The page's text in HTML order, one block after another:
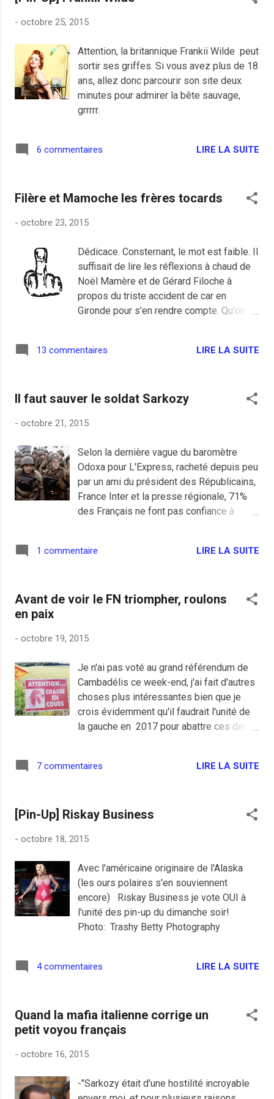
de mon patron, ce n'est pas la même
France avait déjà perdu 5 500 postes
entre 2012 et 2014 mais ça ne suffit pas,
notre DRH a voulu expliquer aux
salariés sa propositions de contrats de
travail différenciés en fonction de leur
tourné en eau de boudin. Après on
famille. ...
- octobre 25, 2015
Attention, la britannique Frankii Wilde peut
sortir ses griffes. Si vous avez plus de 18
ans, allez donc parcourir son site deux
minutes pour admirer la bête sauvage,
grrrrr.
6 commentaires LIRE LA SUITE
Filère et Mamoche les frères tocards
- octobre 23, 2015
Dédicace. Consternant, le mot est faible. Il
suffisait de lire les réflexions à chaud de
Noël Mamère et de Gérard Filoche à
propos du triste accident de car en
Gironde pour s'en rendre compte. Qu'on
voit de la récupération politique à tout
gène de facho refoulé. Mais de la part de
politique, même s'ils sont souvent critique
complètement exemplaire, en faisant du
populisme digne des meilleures crapules
des Républicains, ça vaut un bon coup de
pied au cul vers la sortie et le plus loin
possible. Je suis d'accord avec mes
l'occasion de représenter encore quelque
pas assez avec les outrages de la droite.
13 commentaires LIRE LA SUITE
Il faut sauver le soldat Sarkozy
- octobre 21, 2015
Selon la dernière vague du baromètre
Odoxa pour L'Express, racheté depuis peu
par un ami du président des Républicains,
France Inter et la presse régionale, 71%
des Français ne font pas confiance à
Bygmalion et la rigolade de la Cocoe
Nicolas Sarkozy face à Alain Juppé, ou
pas la gauche tout court à gagner la
souillée n'arrivant pas à avoir un vrai
leader détestable pour faire gagner
Hollande, il faut absolument agir. Soldat
militant des Républicains, qu'est-ce que tu
fous? Tu veux vraiment que Juppé la
justesse contre votre copine Nadine
1 commentaire LIRE LA SUITE
Avant de voir le FN triompher, roulons
en paix
- octobre 19, 2015
Je n'ai pas voté au grand référendum de
Cambadélis ce week-end, j'ai fait d'autres
choses plus intéressantes bien que je
crois évidemment qu'il faudrait l'unité de
la gauche en 2017 pour abattre ces deux
grandes illusions sur nos partenaires de
niquer François Hollande, j'ai préféré faire
nerfs et la chemise de mon DRH. Sans
gauche a rejoint la connerie d'une certaine
droite , je n'ose imaginer une débâcle
électorale dans ce pays avec une victoire
de celle qui imposera une démocratie à la
poutine avec le seul avantage par rapport
de travail plus au sud. La France des
7 commentaires LIRE LA SUITE
[Pin-Up] Riskay Business
- octobre 18, 2015
Avec l'américaine originaire de l'Alaska
(les ours polaires s'en souviennent
encore) Riskay Business je vote OUI à
l'unité des pin-up du dimanche soir!
Photo: Trashy Betty Photography
4 commentaires LIRE LA SUITE
Quand la mafia italienne corrige un
petit voyou français
- octobre 16, 2015
-"Sarkozy était d'une hostilité incroyable